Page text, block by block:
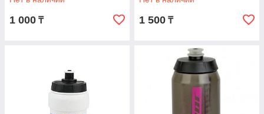
1 000 ₸ 1 500 ₸